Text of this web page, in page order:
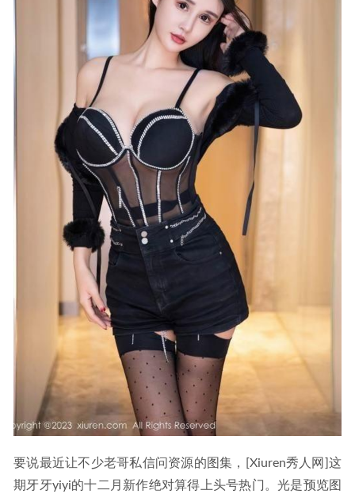
要说最近让不少老哥私信问资源的图集，[Xiuren秀人网]这
期牙牙yiyi的十二月新作绝对算得上头号热门。光是预览图